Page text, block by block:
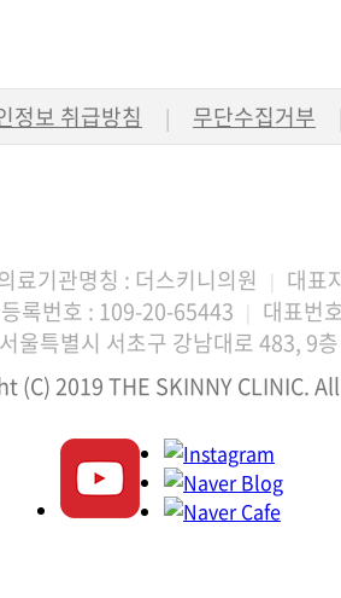
정보 취급방침 | 무단수집거부
료기관명칭 : 더스키니의원 |
대표
록번호 : 109-20-65443 |
대표번
울특별시 서초구 강남대로 483, 9
(C) 2019 THE SKINNY CLINIC.